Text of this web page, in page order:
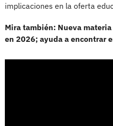
implicaciones en la oferta
Mira también: Nueva
en 2026; ayuda a encontrar